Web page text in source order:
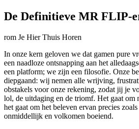
De Definitieve MR FLIP-
rom Je Hier Thuis Horen
In onze kern geloven we dat gamen pure
een naadloze ontsnapping aan het
een platform; we zijn een filosofie. Onze
diepgaand: wij nemen alle wrijving,
obstakels voor onze rekening, zodat jij je
lol, de uitdaging en de triomf. Het gaat om
het gaat om het beleven ervan precies
onmiddellijk en volkomen boeiend.